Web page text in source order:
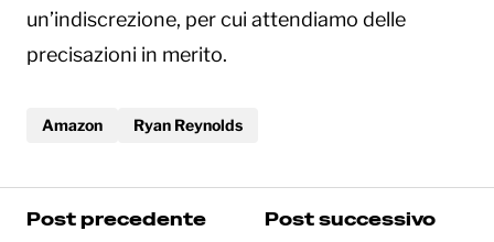
un’indiscrezione, per cui attendiamo delle
precisazioni in merito.
Amazon Ryan Reynolds
Post precedente
Post successivo